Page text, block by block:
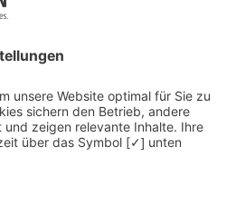
Kontakt
Newsletter